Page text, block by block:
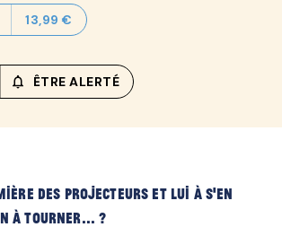
13,99 €
notifications_none_outlined
ÊTRE ALERTÉ
des projecteurs et lui à s'en
à tourner... ?